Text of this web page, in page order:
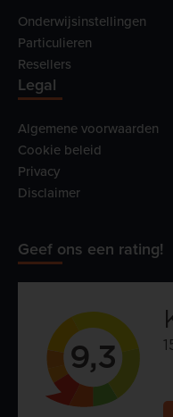
Onderwijsinstellingen
Particulieren
Resellers
Legal
Algemene voorwaarden
Cookie beleid
Privacy
Disclaimer
Geef ons een rating!